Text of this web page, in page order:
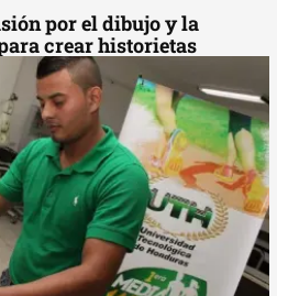
por el dibujo y la
crear historietas